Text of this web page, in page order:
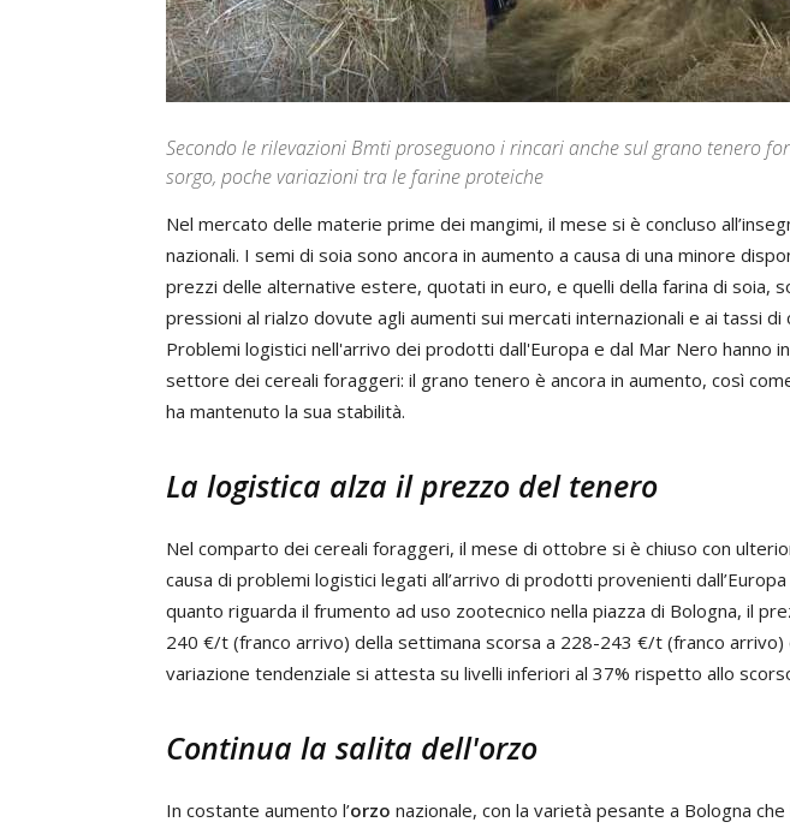
Secondo le rilevazioni Bmti proseguono i rincari anche sul grano tenero
sorgo, poche variazioni tra le farine proteiche
Nel mercato delle materie prime dei mangimi, il mese si è concluso
nazionali. I semi di soia sono ancora in aumento a causa di una minore
prezzi delle alternative estere, quotati in euro, e quelli della farina di soia,
pressioni al rialzo dovute agli aumenti sui mercati internazionali e ai tassi di
Problemi logistici nell'arrivo dei prodotti dall'Europa e dal Mar Nero hanno
settore dei cereali foraggeri: il grano tenero è ancora in aumento, così
ha mantenuto la sua stabilità.
La logistica alza il prezzo del tenero
Nel comparto dei cereali foraggeri, il mese di ottobre si è chiuso con
causa di problemi logistici legati all’arrivo di prodotti provenienti
quanto riguarda il frumento ad uso zootecnico nella piazza di Bologna, il
240 €/t (franco arrivo) della settimana scorsa a 228-243 €/t (franco arrivo)
variazione tendenziale si attesta su livelli inferiori al 37% rispetto allo
Continua la salita dell'orzo
In costante aumento l’orzo nazionale, con la varietà pesante a Bologna